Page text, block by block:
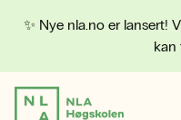
✨ Nye nla.no er lansert!
kan